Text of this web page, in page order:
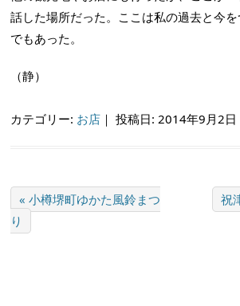
話した場所だった。ここは私の過去と今
でもあった。
（静）
カテゴリー: お店 ｜投稿日: 2014年9月2日
« 小樽堺町ゆかた風鈴まつ
り
祝